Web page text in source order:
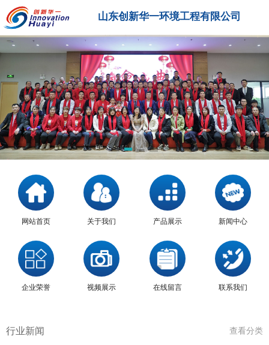
山东创新华一环境工程有限公司
网站首页 关于我们 产品展示 新闻中心
企业荣誉 视频展示 在线留言 联系我们
行业新闻 查看分类